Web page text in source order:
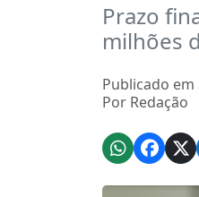
Prazo
milhões
Publicado em
Por Redação